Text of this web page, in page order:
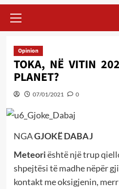
Menu
Opinion
TOKA, NË VITIN
PLANET?
07/01/2021 0
NGAGJOKË DABAJ
Meteoriështë një trup
shpejtësi të madhe nëpër
kontakt me oksigjenin,